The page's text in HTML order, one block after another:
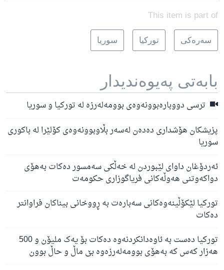
This item is part of
سه‌ره‌کی تورکیا سوریا
بابه‌تی په‌یوه‌ندیدار
ترسی دووبارەبوونەوەی بوومەلەرزە لە تورکیا و سوریا
پزیشکان هۆشداری دەدەن لەسەر بڵاوبوونەوەی کۆلێرا لە باکوری
سوریا
ئەردۆغان داوای لێبوردن لە خەڵکی سەمسور دەکات بەهۆی
دواکەوتنی هەوڵەکانی فریاگوزاری حکومەت
تورکیا لێکۆڵینەوەکانی سەبارەت بە ڕووخانی بیناکان فراوانتر
دەکات
تورکیا دەست بە ئاوەدانکردنەوە دەکات بۆ یەک ملیۆن و 500
هەزار کەس کە بەهۆی بوومەلەرزەوە بێ ماڵ و حاڵ بوون